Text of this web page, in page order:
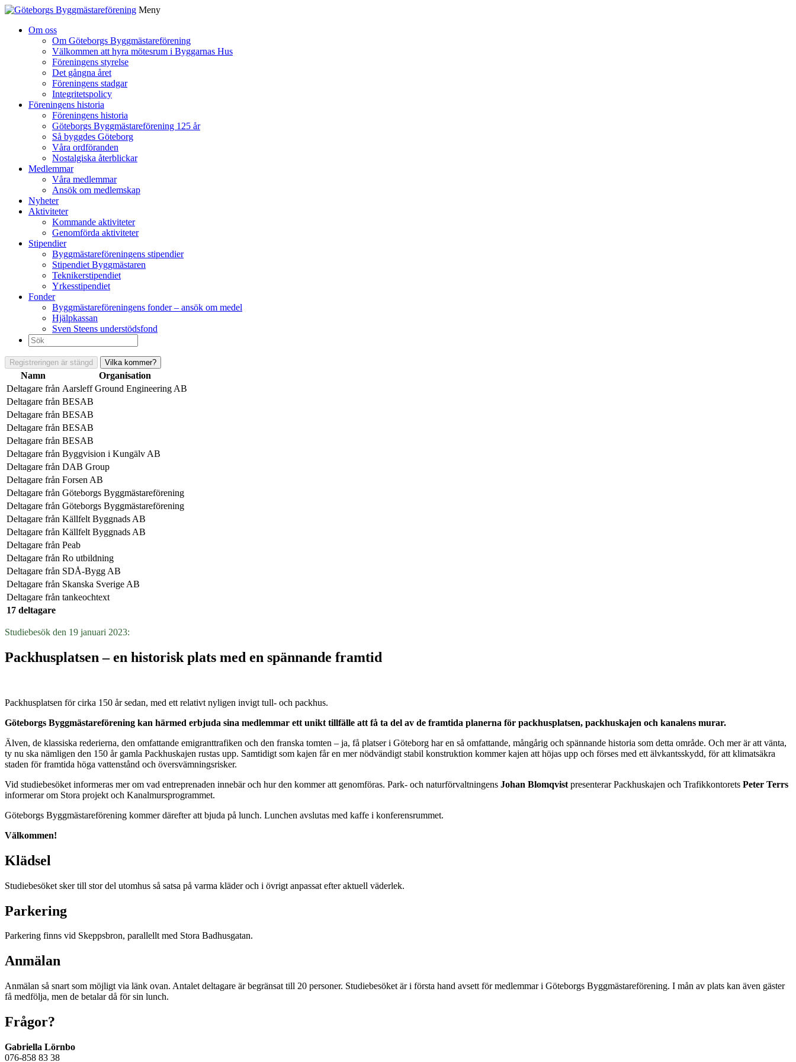
Meny
Om oss
Om Göteborgs Byggmästareförening
Välkommen att hyra mötesrum i Byggarnas Hus
Föreningens styrelse
Det gångna året
Föreningens stadgar
Integritetspolicy
Föreningens historia
Föreningens historia
Göteborgs Byggmästareförening 125 år
Så byggdes Göteborg
Våra ordföranden
Nostalgiska återblickar
Medlemmar
Våra medlemmar
Ansök om medlemskap
Nyheter
Aktiviteter
Kommande aktiviteter
Genomförda aktiviteter
Stipendier
Byggmästareföreningens stipendier
Stipendiet Byggmästaren
Teknikerstipendiet
Yrkesstipendiet
Fonder
Byggmästareföreningens fonder – ansök om medel
Hjälpkassan
Sven Steens understödsfond
Sök
efter:
Registreringen är stängd Vilka kommer?
Namn
Organisation
Deltagare från Aarsleff Ground Engineering AB
Deltagare från BESAB
Deltagare från BESAB
Deltagare från BESAB
Deltagare från BESAB
Deltagare från Byggvision i Kungälv AB
Deltagare från DAB Group
Deltagare från Forsen AB
Deltagare från Göteborgs Byggmästareförening
Deltagare från Göteborgs Byggmästareförening
Deltagare från Källfelt Byggnads AB
Deltagare från Källfelt Byggnads AB
Deltagare från Peab
Deltagare från Ro utbildning
Deltagare från SDÅ-Bygg AB
Deltagare från Skanska Sverige AB
Deltagare från tankeochtext
17 deltagare
Studiebesök den 19 januari 2023:
Packhusplatsen – en historisk plats med en spännande framtid
Packhusplatsen för cirka 150 år sedan, med ett relativt nyligen invigt tull- och packhus.
Göteborgs Byggmästareförening kan härmed erbjuda sina medlemmar ett unikt tillfälle att få ta del av de framtida planerna för packhusplatsen, packhuskajen och kanalens murar.
Älven, de klassiska rederierna, den omfattande emigranttrafiken och den franska tomten – ja, få platser i Göteborg har en så omfattande, mångårig och spännande historia som detta område. Och mer är att vänta,
ty nu ska nämligen den 150 år gamla Packhuskajen rustas upp. Samtidigt som kajen får en mer nödvändigt stabil konstruktion kommer kajen att höjas upp och förses med ett älvkantsskydd, för att klimatsäkra
staden för framtida höga vattenstånd och översvämningsrisker.
Vid studiebesöket informeras mer om vad entreprenaden innebär och hur den kommer att genomföras. Park- och naturförvaltningens Johan Blomqvist presenterar Packhuskajen och Trafikkontorets Peter Terrs
informerar om Stora projekt och Kanalmursprogrammet.
Göteborgs Byggmästareförening kommer därefter att bjuda på lunch. Lunchen avslutas med kaffe i konferensrummet.
Välkommen!
Klädsel
Studiebesöket sker till stor del utomhus så satsa på varma kläder och i övrigt anpassat efter aktuell väderlek.
Parkering
Parkering finns vid Skeppsbron, parallellt med Stora Badhusgatan.
Anmälan
Anmälan så snart som möjligt via länk ovan. Antalet deltagare är begränsat till 20 personer. Studiebesöket är i första hand avsett för medlemmar i Göteborgs Byggmästareförening. I mån av plats kan även gäster
få medfölja, men de betalar då för sin lunch.
Frågor?
Gabriella Lörnbo
076-858 83 38